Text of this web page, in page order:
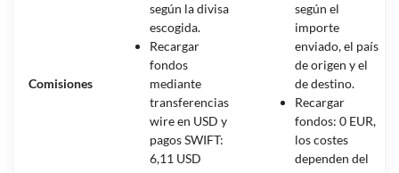
Comisiones
según la divisa
escogida.
Recargar
fondos
mediante
transferencias
wire en USD y
pagos SWIFT:
6,11 USD
según el
importe
enviado, el país
de origen y el
de destino.
Recargar
fondos: 0 EUR,
los costes
dependen del